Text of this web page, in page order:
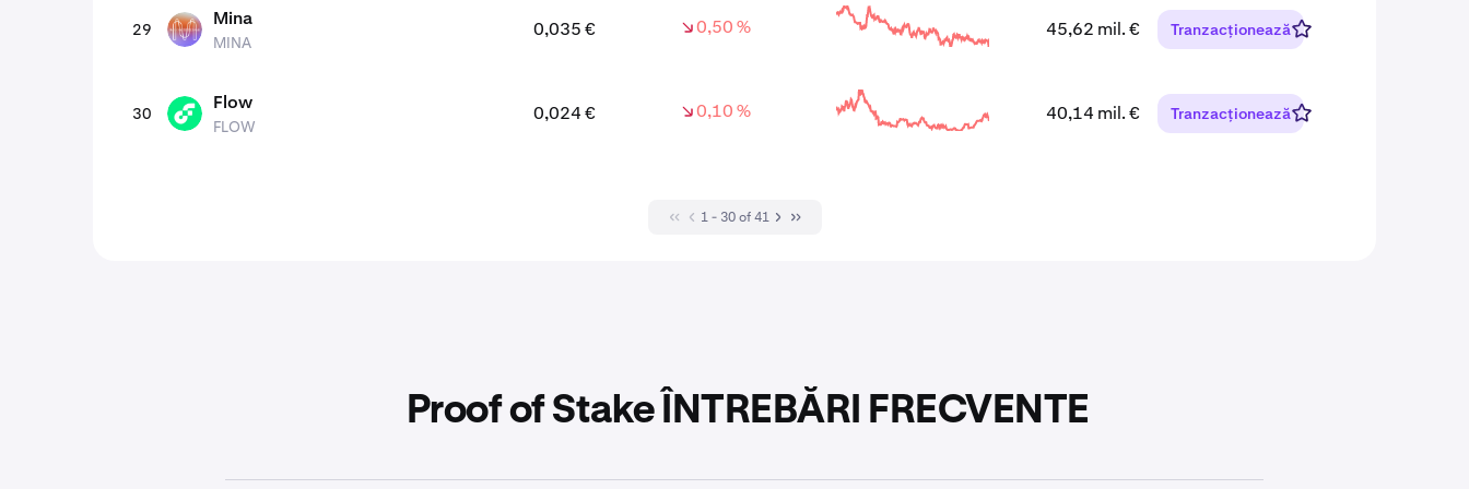
29 MINA Mina
MINA
0,035 € 0,50 % 45,62 mil. € Tranzacționează
30 FLOW Flow
FLOW
0,024 € 0,10 % 40,14 mil. € Tranzacționează
1 - 30 of 41
Proof of Stake ÎNTREBĂRI FRECVENTE